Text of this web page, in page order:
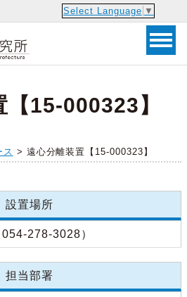
Select Language ▼
15-000323】
ス > 遠心分離装置【15-000323】
設置場所
278-3028）
担当部署